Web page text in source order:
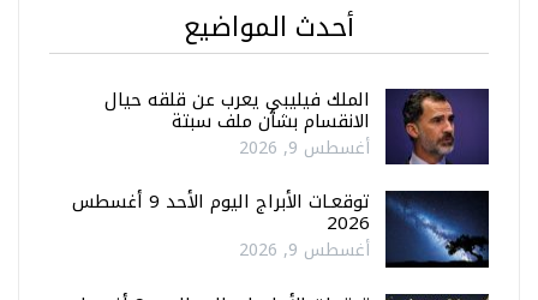
أحدث المواضيع
الملك فيليبي يعرب عن قلقه حيال
الانقسام بشأن ملف سبتة
أغسطس 9, 2026
توقعـات الأبراج اليوم الأحد 9 أغسطس
2026
أغسطس 9, 2026